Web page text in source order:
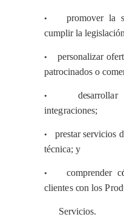
•promover la s
cumplir la legislac
• personalizar ofert
patrocinados ocome
• desarrollar
integraciones;
•prestar servicios
técnica; y
•comprenderc
clientes con losP
Servicios.